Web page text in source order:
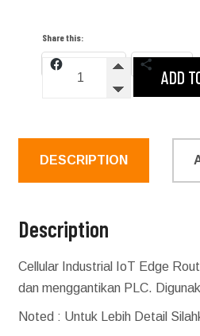
Cellular
Router
ADD
Share this:
Facebook
DESCRIPTION
Description
Cellular Industrial IoT Edge
dan menggantikan PLC.
Noted : Untuk Lebih Detail